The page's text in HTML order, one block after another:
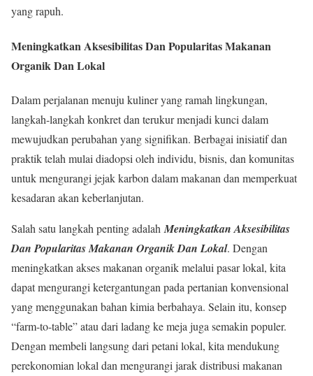
yang rapuh.
Meningkatkan Aksesibilitas Dan Popularitas Makanan
Organik Dan Lokal
Dalam perjalanan menuju kuliner yang ramah lingkungan,
langkah-langkah konkret dan terukur menjadi kunci dalam
mewujudkan perubahan yang signifikan. Berbagai inisiatif dan
praktik telah mulai diadopsi oleh individu, bisnis, dan komunitas
untuk mengurangi jejak karbon dalam makanan dan memperkuat
kesadaran akan keberlanjutan.
Salah satu langkah penting adalah Meningkatkan Aksesibilitas
Dan Popularitas Makanan Organik Dan Lokal. Dengan
meningkatkan akses makanan organik melalui pasar lokal, kita
dapat mengurangi ketergantungan pada pertanian konvensional
yang menggunakan bahan kimia berbahaya. Selain itu, konsep
“farm-to-table” atau dari ladang ke meja juga semakin populer.
Dengan membeli langsung dari petani lokal, kita mendukung
perekonomian lokal dan mengurangi jarak distribusi makanan